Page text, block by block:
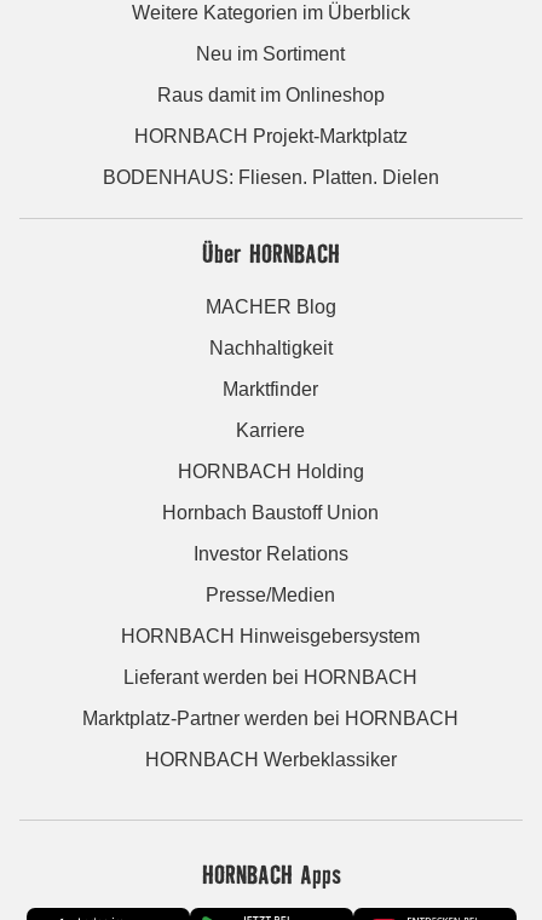
Weitere Kategorien im Überblick
Neu im Sortiment
Raus damit im Onlineshop
HORNBACH Projekt-Marktplatz
BODENHAUS: Fliesen. Platten. Dielen
Über HORNBACH
MACHER Blog
Nachhaltigkeit
Marktfinder
Karriere
HORNBACH Holding
Hornbach Baustoff Union
Investor Relations
Presse/Medien
HORNBACH Hinweisgebersystem
Lieferant werden bei HORNBACH
Marktplatz-Partner werden bei HORNBACH
HORNBACH Werbeklassiker
HORNBACH Apps